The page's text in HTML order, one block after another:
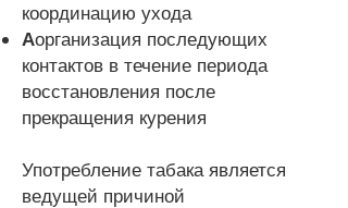
координацию ухода
Аорганизация последующих
контактов в течение периода
восстановления после
прекращения курения
Употребление табака является
ведущей причиной